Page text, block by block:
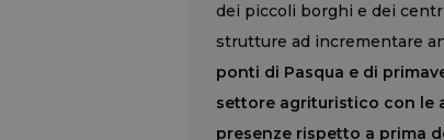
dei piccoli borghi e dei
strutture ad incrementare
ponti di Pasqua e di
settore agrituristico con le
presenze rispetto a prima